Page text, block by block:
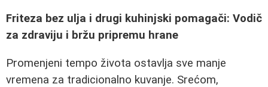
Friteza bez ulja i drugi kuhinjski pomagači: Vodič
za zdraviju i bržu pripremu hrane
Promenjeni tempo života ostavlja sve manje
vremena za tradicionalno kuvanje. Srećom,